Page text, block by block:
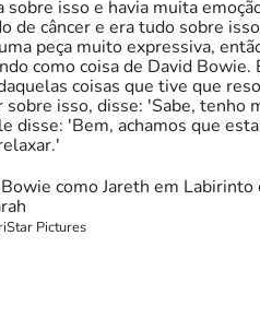
sobre isso e havia muita
de câncer e era tudo sobre
peça muito expressiva,
como coisa de David
coisas que tive que
sobre isso, disse: 'Sabe, tenho
disse: 'Bem, achamos que
Pictures